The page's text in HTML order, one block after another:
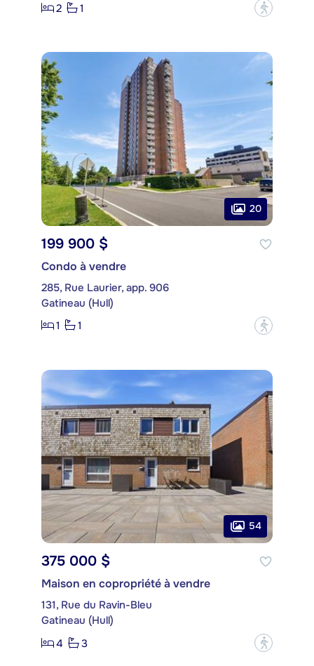
2
1 ?
20
199 900 $
Condo à vendre
285, Rue Laurier, app. 906
Gatineau (Hull)
1
1 ?
54
375 000 $
Maison en copropriété à vendre
131, Rue du Ravin-Bleu
Gatineau (Hull)
4
3 ?